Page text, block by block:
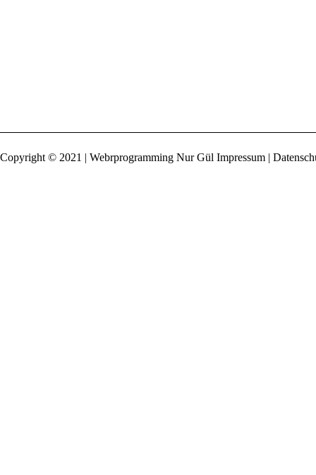
Copyright © 2021 | Webrprogramming Nur Gül Impressum |